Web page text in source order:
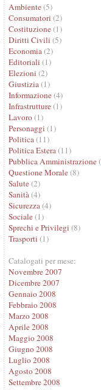
Ambiente(5)
Consumatori (2)
Costituzione(1)
Diritti Civili (5)
Economia(2)
Editoriali (1)
Elezioni (2)
Giustizia(1)
Informazione(4)
Infrastrutture(1)
Lavoro(1)
Personaggi (1)
Politica(11)
Politica Estera(11)
Pubblica Amministrazione
Questione Morale(8)
Salute(2)
Sanità(4)
Sicurezza(4)
Sociale(1)
Sprechi e Privilegi (8)
Trasporti (1)
Catalogati per mese:
Novembre 2007
Dicembre 2007
Gennaio 2008
Febbraio 2008
Marzo 2008
Aprile 2008
Maggio 2008
Giugno 2008
Luglio 2008
Agosto 2008
Settembre 2008